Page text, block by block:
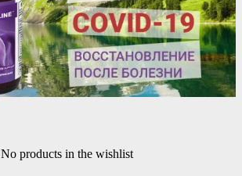
No products in the wishlist